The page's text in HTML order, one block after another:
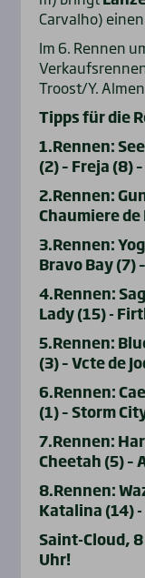
Carvalho)
Im 6. Rennen
Troost/Y.
Tipps für die
1.Rennen:
(2) – Freja (8)
2.Rennen:
Chaumiere de
3.Rennen:
Bravo Bay (7)
4.Rennen:
Lady (15) ­-
5.Rennen:
(3) – Vcte de
6.Rennen:
(1) – Storm
7.Rennen:
Cheetah (5) –
8.Rennen:
Katalina (14)
Saint-Cloud,
Uhr!